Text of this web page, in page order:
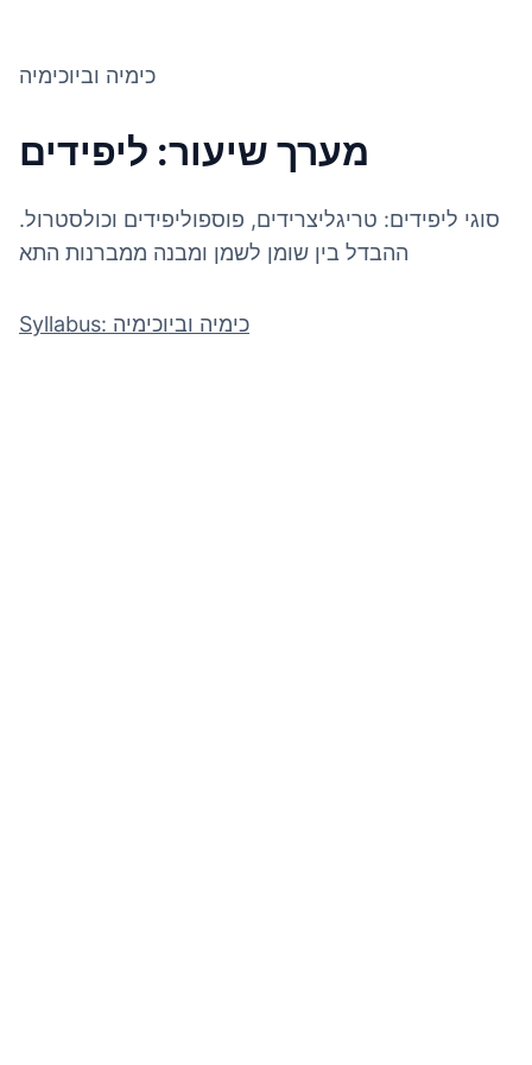
כימיה וביוכימיה
מערך שיעור: ליפידים
סוגי ליפידים: טריגליצרידים, פוספוליפידים וכולסטרול.
ההבדל בין שומן לשמן ומבנה ממברנות התא
Syllabus: כימיה וביוכימיה